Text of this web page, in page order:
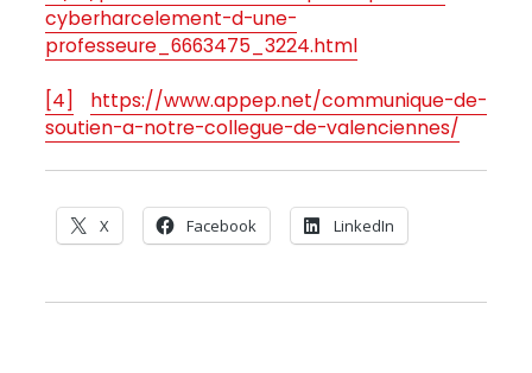
cyberharcelement-d-une-
professeure_6663475_3224.html
[4]
https://www.appep.net/communique-de-
soutien-a-notre-collegue-de-valenciennes/
X Facebook LinkedIn